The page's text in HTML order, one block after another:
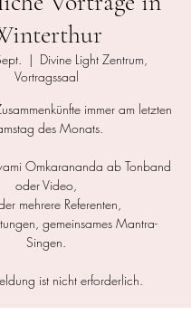
  |
Divine Light Zentrum,
Vortragssaal
immer am letzten
des Monats.
Omkarananda ab Tonband
oder Video,
mehrere Referenten,
gemeinsames Mantra-
Singen.